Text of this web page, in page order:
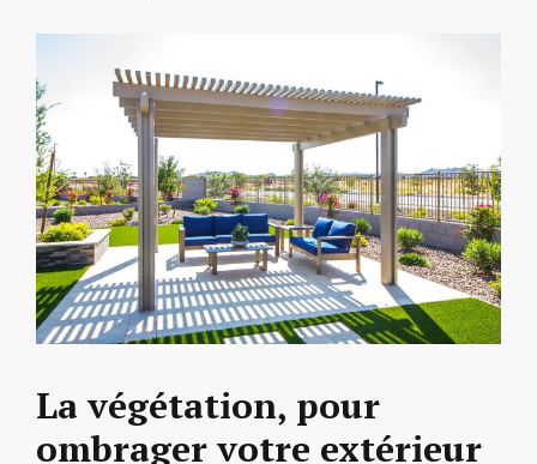
La végétation, pour
ombrager votre extérieur